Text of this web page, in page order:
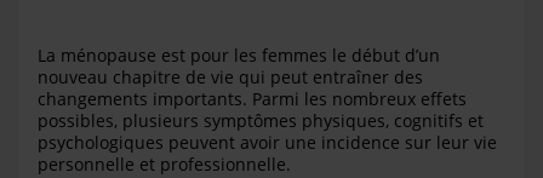
La ménopause est pour les femmes le début d’un
nouveau chapitre de vie qui peut entraîner des
changements importants. Parmi les nombreux effets
possibles, plusieurs symptômes physiques, cognitifs et
psychologiques peuvent avoir une incidence sur leur vie
personnelle et professionnelle.